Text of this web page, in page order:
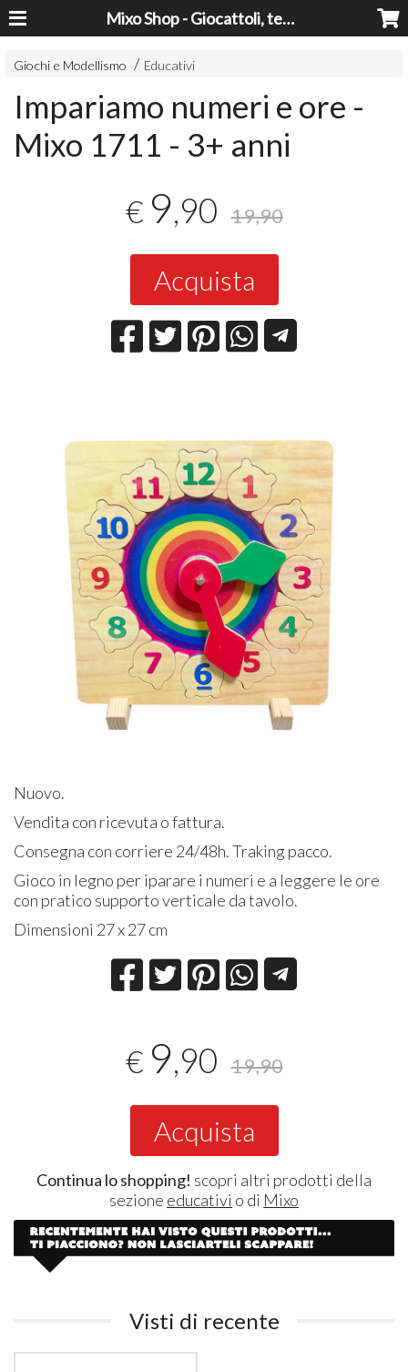
Mixo Shop - Giocattoli, tecnologia, casa e giardino a prezzi super!
Giochi e Modellismo Educativi
Impariamo numeri e ore -
Mixo 1711 - 3+ anni
€ 9,90 19,90
Acquista
Nuovo.
Vendita con ricevuta o fattura.
Consegna con corriere 24/48h. Traking pacco.
Gioco in legno per iparare i numeri e a leggere le ore
con pratico supporto verticale da tavolo.
Dimensioni 27 x 27 cm
€ 9,90 19,90
Acquista
Continua lo shopping! scopri altri prodotti della
sezione educativi o di Mixo
Visti di recente